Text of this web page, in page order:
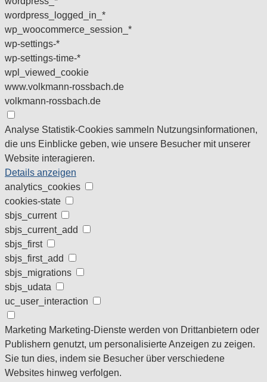
wordpress_logged_in_*
wp_woocommerce_session_*
wp-settings-*
wp-settings-time-*
wpl_viewed_cookie
www.volkmann-rossbach.de
volkmann-rossbach.de
Analyse Statistik-Cookies sammeln Nutzungsinformationen,
die uns Einblicke geben, wie unsere Besucher mit unserer
Website interagieren.
Details anzeigen
analytics_cookies
cookies-state
sbjs_current
sbjs_current_add
sbjs_first
sbjs_first_add
sbjs_migrations
sbjs_udata
uc_user_interaction
Marketing Marketing-Dienste werden von Drittanbietern oder
Publishern genutzt, um personalisierte Anzeigen zu zeigen.
Sie tun dies, indem sie Besucher über verschiedene
Websites hinweg verfolgen.